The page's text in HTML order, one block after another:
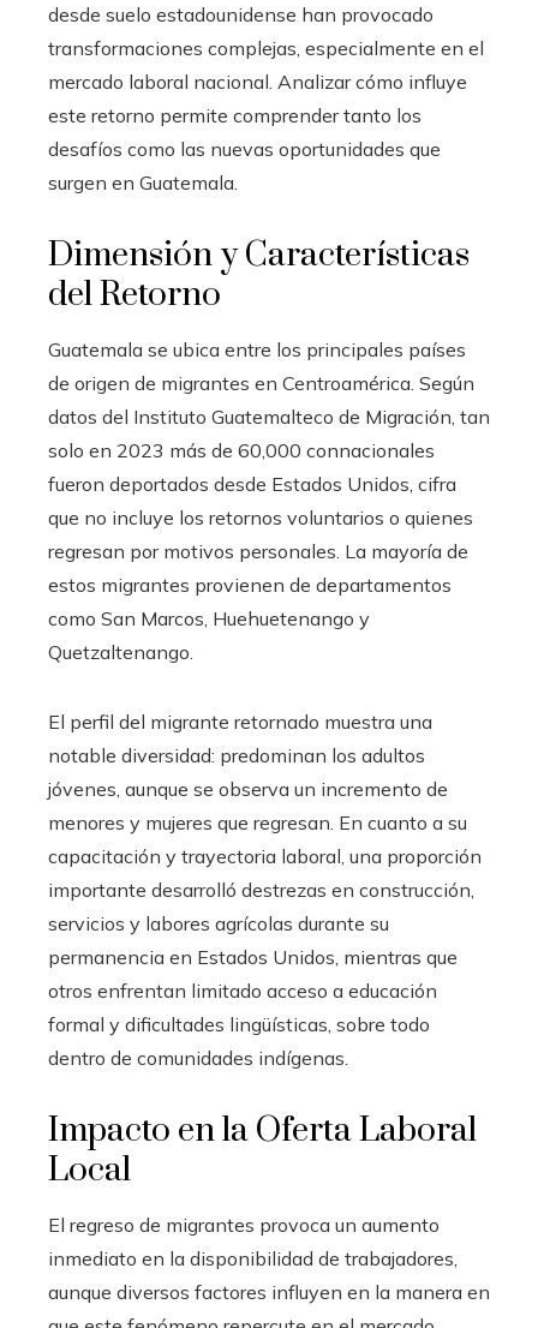
desde suelo estadounidense han provocado
transformaciones complejas, especialmente en el
mercado laboral nacional. Analizar cómo influye
este retorno permite comprender tanto los
desafíos como las nuevas oportunidades que
surgen en Guatemala.
Dimensión y Características
del Retorno
Guatemala se ubica entre los principales países
de origen de migrantes en Centroamérica. Según
datos del Instituto Guatemalteco de Migración, tan
solo en 2023 más de 60,000 connacionales
fueron deportados desde Estados Unidos, cifra
que no incluye los retornos voluntarios o quienes
regresan por motivos personales. La mayoría de
estos migrantes provienen de departamentos
como San Marcos, Huehuetenango y
Quetzaltenango.
El perfil del migrante retornado muestra una
notable diversidad: predominan los adultos
jóvenes, aunque se observa un incremento de
menores y mujeres que regresan. En cuanto a su
capacitación y trayectoria laboral, una proporción
importante desarrolló destrezas en construcción,
servicios y labores agrícolas durante su
permanencia en Estados Unidos, mientras que
otros enfrentan limitado acceso a educación
formal y dificultades lingüísticas, sobre todo
dentro de comunidades indígenas.
Impacto en la Oferta Laboral
Local
El regreso de migrantes provoca un aumento
inmediato en la disponibilidad de trabajadores,
aunque diversos factores influyen en la manera en